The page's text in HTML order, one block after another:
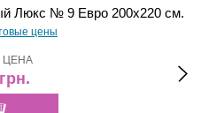
Люкс № 9 Евро 200х220 см.
цены
ЦЕНА
грн.